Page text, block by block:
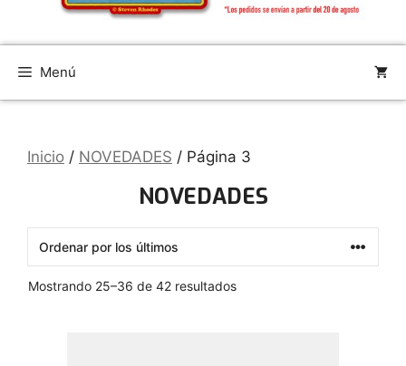
Menú
Inicio / NOVEDADES / Página 3
NOVEDADES
Mostrando 25–36 de 42 resultadosOrdenado